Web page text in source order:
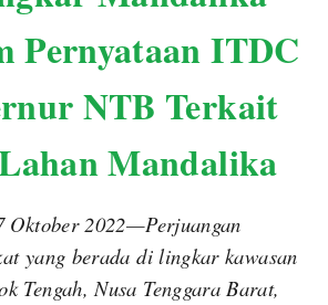
Pernyataan ITDC
NTB Terkait
Mandalika
Oktober 2022—Perjuangan
yang berada di lingkar kawasan
Tengah, Nusa Tenggara Barat,